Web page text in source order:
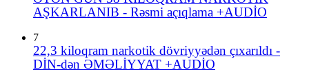
AŞKARLANIB - Rəsmi açıqlama +AUDİO
7
22,3 kiloqram narkotik dövriyyədən çıxarıldı -
DİN-dən ƏMƏLİYYAT +AUDİO